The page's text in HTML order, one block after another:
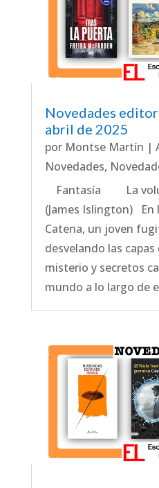
Novedades
abril de 2025
por Montse Martín |
Novedades,
Fantasía La
(James Islington) En
Catena, un joven
desvelando las
misterio y secretos
mundo a lo largo de